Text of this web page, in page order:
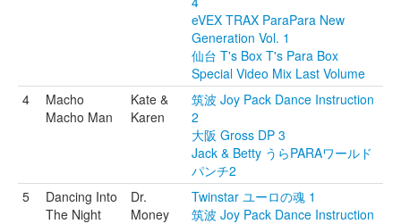
eVEX TRAX ParaPara New
Generation Vol. 1
仙台 T's Box T's Para Box
Special Video Mix Last Volume
4
Macho
Macho Man
Kate &
Karen
筑波 Joy Pack Dance Instruction
2
大阪 Gross DP 3
Jack & Betty うらPARAワールド
パンチ2
5
Dancing Into
The Night
Dr.
Money
Twinstar ユーロの魂 1
筑波 Joy Pack Dance Instruction